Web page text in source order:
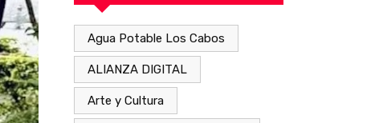
Agua Potable Los Cabos
ALIANZA DIGITAL
Arte y Cultura